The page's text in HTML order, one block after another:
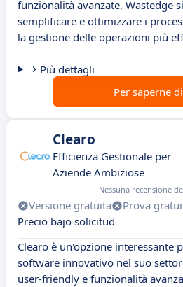
funzionalità avanzate, Wastedge
semplificare e ottimizzare i
la gestione delle operazioni più
Più dettagli
Per saperne
Clearo
Efficienza Gestionale per
Aziende Ambiziose
Nessuna recensione
Versione gratuita Prova
Precio bajo solicitud
Clearo è un'opzione interessante
software innovativo nel suo
user-friendly e funzionalità